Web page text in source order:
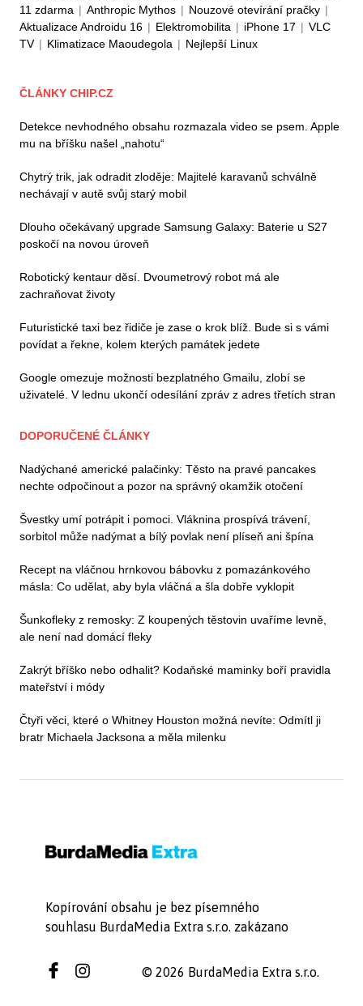
11 zdarma | Anthropic Mythos | Nouzové otevírání pračky |
Aktualizace Androidu 16 | Elektromobilita | iPhone 17 | VLC
TV | Klimatizace Maoudegola | Nejlepší Linux
ČLÁNKY CHIP.CZ
Detekce nevhodného obsahu rozmazala video se psem. Apple
mu na bříšku našel „nahotu“
Chytrý trik, jak odradit zloděje: Majitelé karavanů schválně
nechávají v autě svůj starý mobil
Dlouho očekávaný upgrade Samsung Galaxy: Baterie u S27
poskočí na novou úroveň
Robotický kentaur děsí. Dvoumetrový robot má ale
zachraňovat životy
Futuristické taxi bez řidiče je zase o krok blíž. Bude si s vámi
povídat a řekne, kolem kterých památek jedete
Google omezuje možnosti bezplatného Gmailu, zlobí se
uživatelé. V lednu ukončí odesílání zpráv z adres třetích stran
DOPORUČENÉ ČLÁNKY
Nadýchané americké palačinky: Těsto na pravé pancakes
nechte odpočinout a pozor na správný okamžik otočení
Švestky umí potrápit i pomoci. Vláknina prospívá trávení,
sorbitol může nadýmat a bílý povlak není plíseň ani špína
Recept na vláčnou hrnkovou bábovku z pomazánkového
másla: Co udělat, aby byla vláčná a šla dobře vyklopit
Šunkofleky z remosky: Z koupených těstovin uvaříme levně,
ale není nad domácí fleky
Zakrýt bříško nebo odhalit? Kodaňské maminky boří pravidla
mateřství i módy
Čtyři věci, které o Whitney Houston možná nevíte: Odmítl ji
bratr Michaela Jacksona a měla milenku
Kopírování obsahu je bez písemného
souhlasu BurdaMedia Extra s.r.o. zakázano
© 2026 BurdaMedia Extra s.r.o.